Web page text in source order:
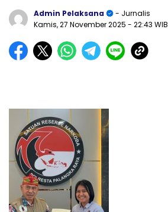
Admin Pelaksana
- Jurnalis
Kamis, 27 November 2025 - 22:43 WIB